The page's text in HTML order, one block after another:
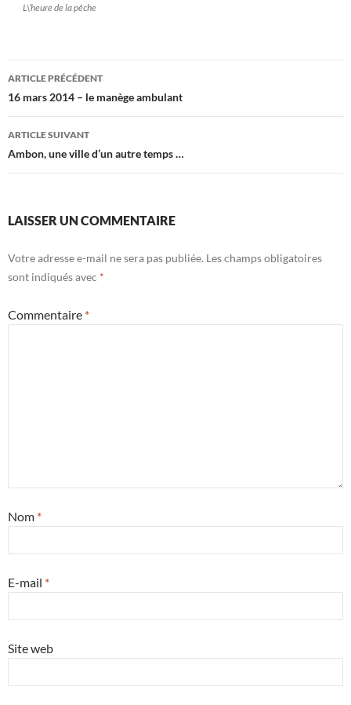
L\’heure de la pêche
Navigation
des
articles
ARTICLE PRÉCÉDENT
16 mars 2014 – le manège ambulant
ARTICLE SUIVANT
Ambon, une ville d’un autre temps …
LAISSER UN COMMENTAIRE
Votre adresse e-mail ne sera pas publiée. Les champs obligatoires
sont indiqués avec *
Commentaire *
Nom *
E-mail *
Site web